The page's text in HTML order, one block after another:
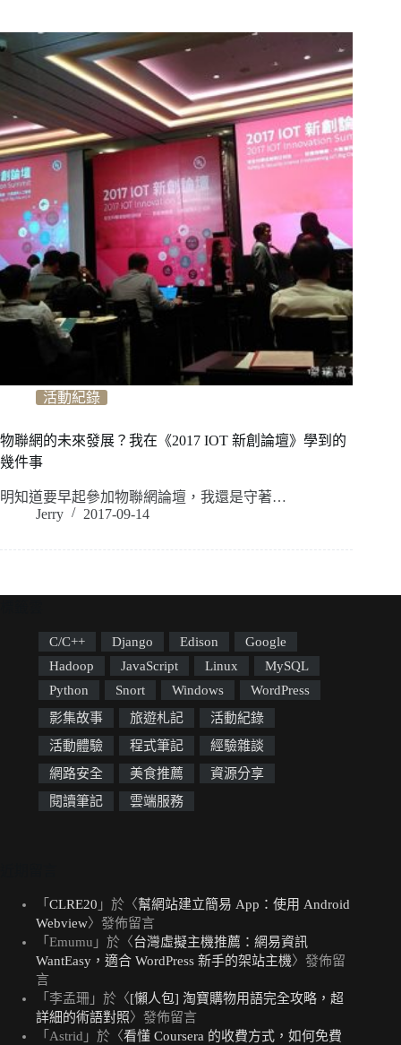
活動紀錄
物聯網的未來發展？我在《2017 IOT 新創論壇》學到的
幾件事
明知道要早起參加物聯網論壇，我還是守著…
Jerry
2017-09-14
C/C++ Django Edison
Google
Hadoop
JavaScript Linux
MySQL
Python
Snort Windows
WordPress
影集故事
旅遊札記
活動紀錄
活動體驗
程式筆記
經驗雜談
網路安全
美食推薦
資源分享
閱讀筆記
雲端服務
「 CLRE20 」於〈幫網站建立簡易 App：使用 Android
Webview〉發佈留言
「 Emumu 」於〈台灣虛擬主機推薦：網易資訊
WantEasy，適合 WordPress 新手的架站主機〉發佈留
言
「 李孟珊 」於〈[懶人包] 淘寶購物用語完全攻略，超
詳細的術語對照〉發佈留言
「 Astrid 」於〈看懂 Coursera 的收費方式，如何免費